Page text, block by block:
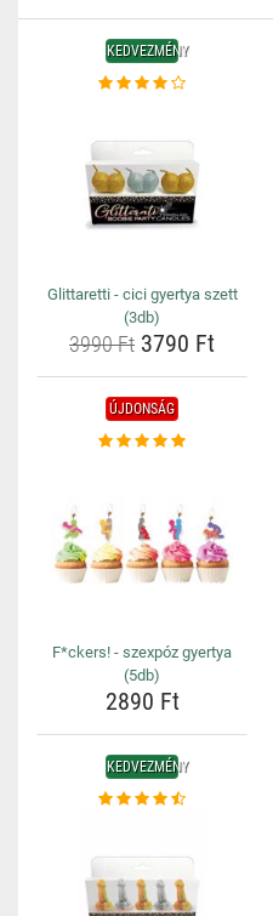
KEDVEZMÉNY
Glittaretti - cici gyertya szett
(3db)
3990 Ft 3790 Ft
ÚJDONSÁG
F*ckers! - szexpóz gyertya
(5db)
2890 Ft
KEDVEZMÉNY